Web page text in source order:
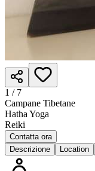
1 / 7
Campane Tibetane
Hatha Yoga
Reiki
Contatta ora
Descrizione
Location